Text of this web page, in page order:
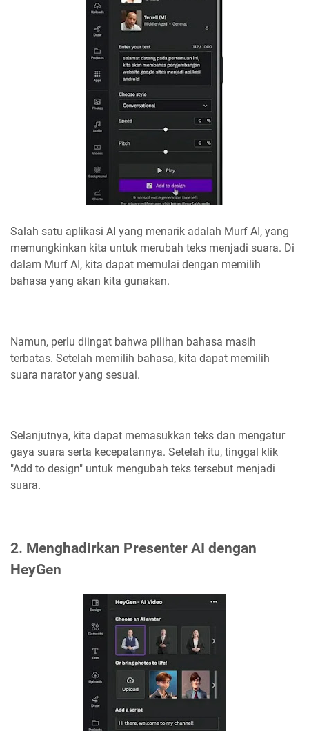
Salah satu aplikasi AI yang menarik adalah Murf AI, yang
memungkinkan kita untuk merubah teks menjadi suara. Di
dalam Murf AI, kita dapat memulai dengan memilih
bahasa yang akan kita gunakan.
Namun, perlu diingat bahwa pilihan bahasa masih
terbatas. Setelah memilih bahasa, kita dapat memilih
suara narator yang sesuai.
Selanjutnya, kita dapat memasukkan teks dan mengatur
gaya suara serta kecepatannya. Setelah itu, tinggal klik
"Add to design" untuk mengubah teks tersebut menjadi
suara.
2. Menghadirkan Presenter AI dengan
HeyGen